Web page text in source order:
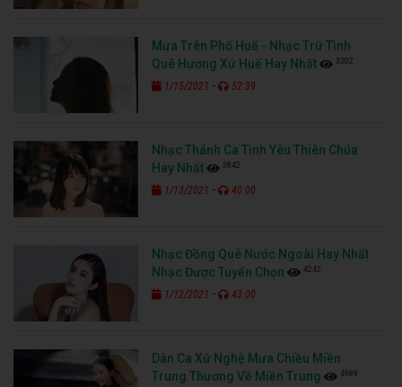
Mưa Trên Phố Huế - Nhạc Trữ Tình
Quê Hương Xứ Huế Hay Nhất
3302
1/15/2021 - 52:39
Nhạc Thánh Ca Tình Yêu Thiên Chúa
Hay Nhất
3842
1/13/2021 - 40:00
Nhạc Đồng Quê Nước Ngoài Hay Nhất
Nhạc Được Tuyển Chọn
4242
1/12/2021 - 43:00
Dân Ca Xứ Nghệ Mưa Chiều Miền
Trung Thương Về Miền Trung
4989